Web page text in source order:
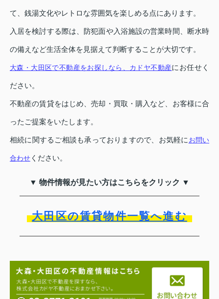
て、銭湯文化やレトロな雰囲気を楽しめる点にあります。
入居を検討する際は、防犯面や入浴施設の営業時間、断水時
の備えなど生活全体を見据えて判断することが大切です。
大森・大田区で不動産をお探しなら、カドヤ不動産にお任せく
ださい。
不動産の賃貸をはじめ、売却・買取・購入など、お客様に合
ったご提案をいたします。
相続に関するご相談も承っておりますので、お気軽にお問い
合わせ ください。
▼ 物件情報が見たい方はこちらをクリック ▼
大田区の賃貸物件一覧へ進む